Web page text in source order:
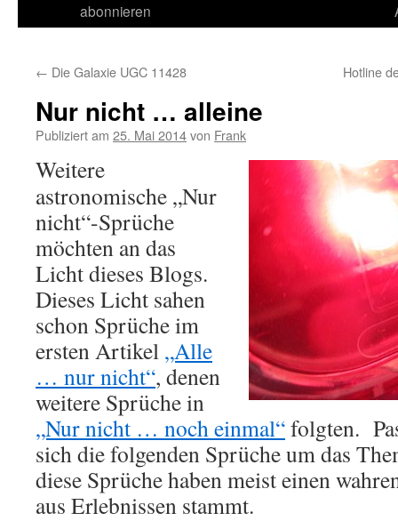
abonnieren
← Die Galaxie UGC 11428 Hotline
Nur nicht … alleine
Publiziert am 25. Mai 2014von Frank
Weitere
astronomische „Nur
nicht“-Sprüche
möchten an das
Licht dieses Blogs.
Dieses Licht sahen
schon Sprüche im
ersten Artikel „Alle
… nur nicht“, denen
weitere Sprüche in
„Nur nicht … noch einmal“folgten.
sich die folgenden Sprüche um das
diese Sprüche haben meist einen
aus Erlebnissen stammt.